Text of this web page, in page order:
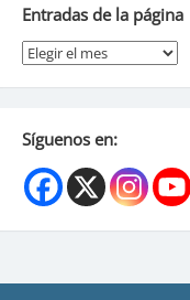
Entradas de la página
Entradas
de
la
Síguenos en: